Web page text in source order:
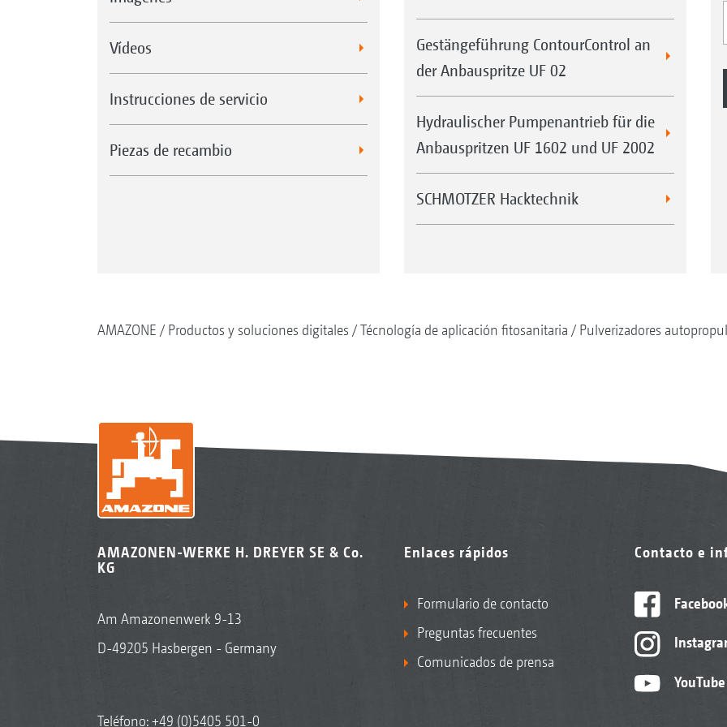
Vídeos
Instrucciones de servicio
Piezas de recambio
Gestängeführung ContourControl an
der Anbauspritze UF 02
Hydraulischer Pumpenantrieb für die
Anbauspritzen UF 1602 und UF 2002
SCHMOTZER Hacktechnik
AMAZONE Productos y soluciones digitales Técnología de aplicación fitosanitaria Pulverizadores
AMAZONEN-WERKE H. DREYER SE & Co.
KG
Am Amazonenwerk 9-13
D-49205 Hasbergen - Germany
Teléfono:+49 (0)5405 501-0
Enlaces rápidos
Formulario de contacto
Preguntas frecuentes
Comunicados de prensa
Contacto e
YouTube